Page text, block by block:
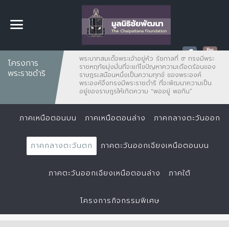
โครงการ
พระราชดำริ
พระบาทสมเด็จพระเจ้าอยู่หัว รัชกาลที่ ๙ ทรงมีพระ
ราชหฤทัยมุ่งมั่นที่จะแก้ไขปัญหาความเดือดร้อนของ
ราษฏรเสมือนหนึ่งเป็นความทุกข์ ของพระองค์
พระองค์จึงทรงมีพระราชดำริ ที่จะพัฒนาความเป็น
อยู่ของราษฎรให้เกิดความ "พออยู่ พอกิน”
ภาคเหนือตอนบน ภาคเหนือตอนล่าง ภาคกลางตะวันออก
ภาคกลางตะวันตก ภาคตะวันออกเฉียงเหนือตอนบน
ภาคตะวันออกเฉียงเหนือตอนล่าง ภาคใต้
โครงการกิจกรรมพิเศษ